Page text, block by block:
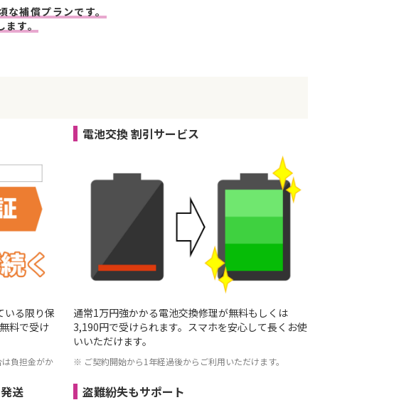
補償プランです。
す。
いる限り保
料で受け
負担金がか
電池交換 割引サービス
通常1万円強かかる電池交換修理が無料もしくは
3,190円で受けられます。スマホを安心して長くお使
いいただけます。
※ ご契約開始から1年経過後からご利用いただけます。
送 盗難紛失もサポート